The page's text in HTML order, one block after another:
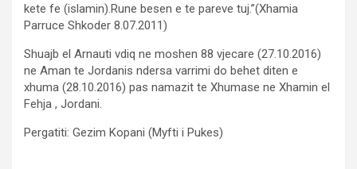
kete fe (islamin).Rune besen e te pareve tuj.”(Xhamia
Parruce Shkoder 8.07.2011)
Shuajb el Arnauti vdiq ne moshen 88 vjecare (27.10.2016)
ne Aman te Jordanis ndersa varrimi do behet diten e
xhuma (28.10.2016) pas namazit te Xhumase ne Xhamin el
Fehja , Jordani.
Pergatiti: Gezim Kopani (Myfti i Pukes)